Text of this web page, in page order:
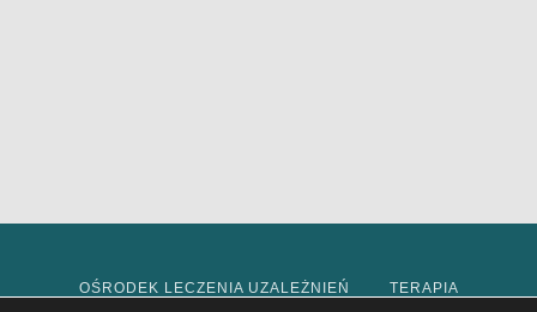
OŚRODEK LECZENIA UZALEŻNIEŃ TERAPIA